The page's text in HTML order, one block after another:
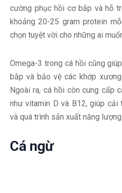
cường phục hồi cơ bắp và hỗ
khoảng 20-25 gram protein
chọn tuyệt vời cho những ai
Omega-3 trong cá hồi cũng
bắp và bảo vệ các khớp
Ngoài ra, cá hồi còn cung cấp
như vitamin D và B12, giúp cải
và quá trình sản xuất năng lượng.
Cá ngừ